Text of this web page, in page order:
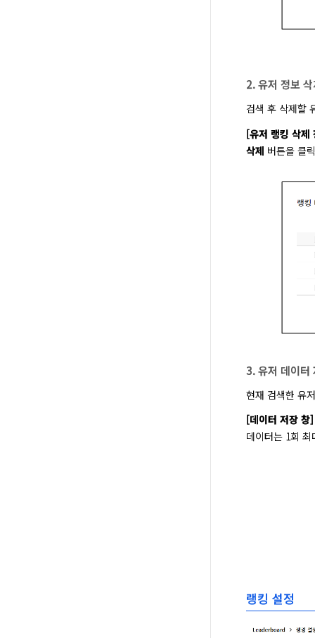
2. 유저 정보
검색 후 삭제할
[유저 랭킹 삭제
삭제 버튼을 클
3. 유저 데이터
현재 검색한 유
[데이터 저장 창]
데이터는 1회
랭킹 설정